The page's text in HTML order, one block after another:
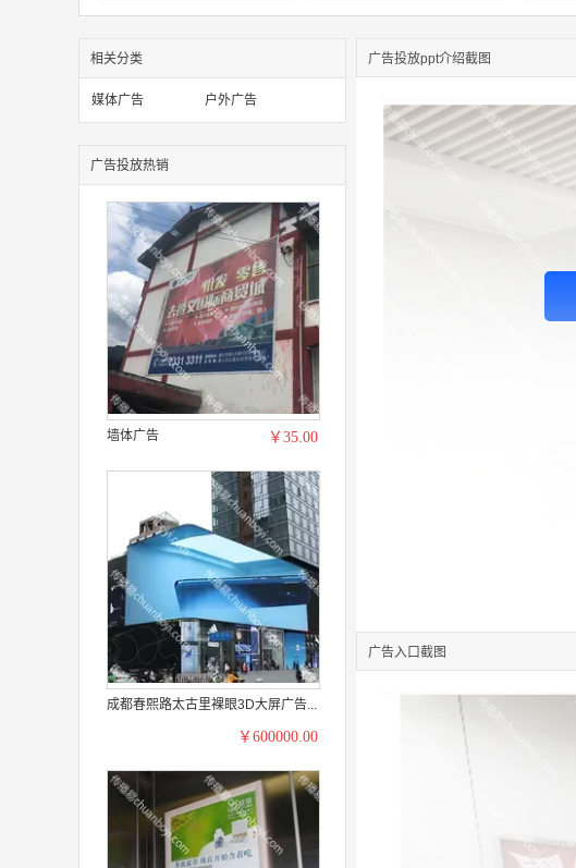
01:59:39
相关分类
媒体广告 户外广告
广告投放热销
墙体广告 ￥35.00
成都春熙路太古里裸眼3D大屏广告...
￥600000.00
广告投放ppt介绍截图
广告入口截图